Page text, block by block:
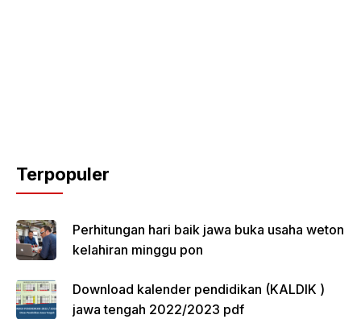
Terpopuler
Perhitungan hari baik jawa buka usaha weton
kelahiran minggu pon
Download kalender pendidikan (KALDIK )
jawa tengah 2022/2023 pdf